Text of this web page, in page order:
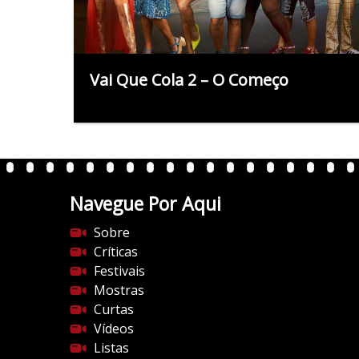
Vai Que Cola 2 – O Começo
Navegue Por Aqui
Sobre
Críticas
Festivais
Mostras
Curtas
Vídeos
Listas